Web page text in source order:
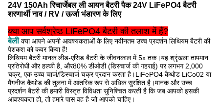
24V 150Ah रिचार्जेबल ली आयन बैटरी पैक 24V LiFePO4 बैटरी
शरणार्थी नाव / RV / ऊर्जा भंडारण के लिए
क्या आप सर्वश्रेष्ठ LiFePO4 बैटरी की तलाश में हैं?
बेलीक्या आपने अपनी आवश्यकताओं के लिए नवीनतम उच्च प्रदर्शन लिथियम बैटरी की
पेशकश को कवर किया है!
लिथियम बैटरी मानक लीड-एसिड बैटरी के जीवनकाल में 5x तक।यह श्रृंखला तापमान
प्रतिरोधी और हल्की है, और80% डीओडी (डिस्चार्ज की गहराई) पर लगभग 2,000
चक्र, एक उच्च चार्ज/डिस्चार्ज चक्र प्रदान करता है।LiFePO4 कैथोड LiCo02 या
मैंगनीज कैथोड की तुलना में आंतरिक रूप से अधिक सुरक्षित है।मानक और उच्च
प्रदर्शन बैटरी की हमारी विस्तृत विविधता सुनिश्चित करती है कि जब आपको इसकी
आवश्यकता हो, तो हमारे पास वह है जो आपको चाहिए।